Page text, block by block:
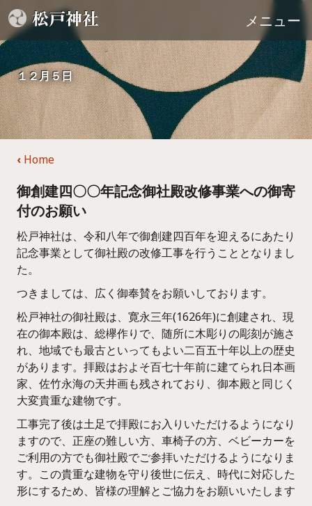
松戸神社 メニュー
１２月５日
‹Home
御創建四〇〇年記念御社殿改修事業への御寄
付のお願い
松戸神社は、令和八年で御創建四百年を迎えるにあたり
記念事業として御社殿の改修工事を行うこととなりまし
た。
つきましては、広く御奉賛をお願いしております。
松戸神社の御社殿は、寛永三年(1626年)に創建され、現
在の御本殿は、総欅作りで、随所に木彫りの彫刻が施さ
れ、地域でも最古といってもよい二百五十年以上の歴史
があります。拝殿はおよそ百七十年前に建てられ日本画
家、佐竹永海の天井画も残されており、御本殿と同じく
大変貴重な建物です。
工事完了後は土足で拝殿にお入りいただけるようになり
ますので、正座の難しい方、車椅子の方、ベビーカーを
ご利用の方でも御社殿でご参拝いただけるようになりま
す。この貴重な建物を守り後世に伝え、時代に対応した
形にするため、皆様の理解とご協力をお願いいたします